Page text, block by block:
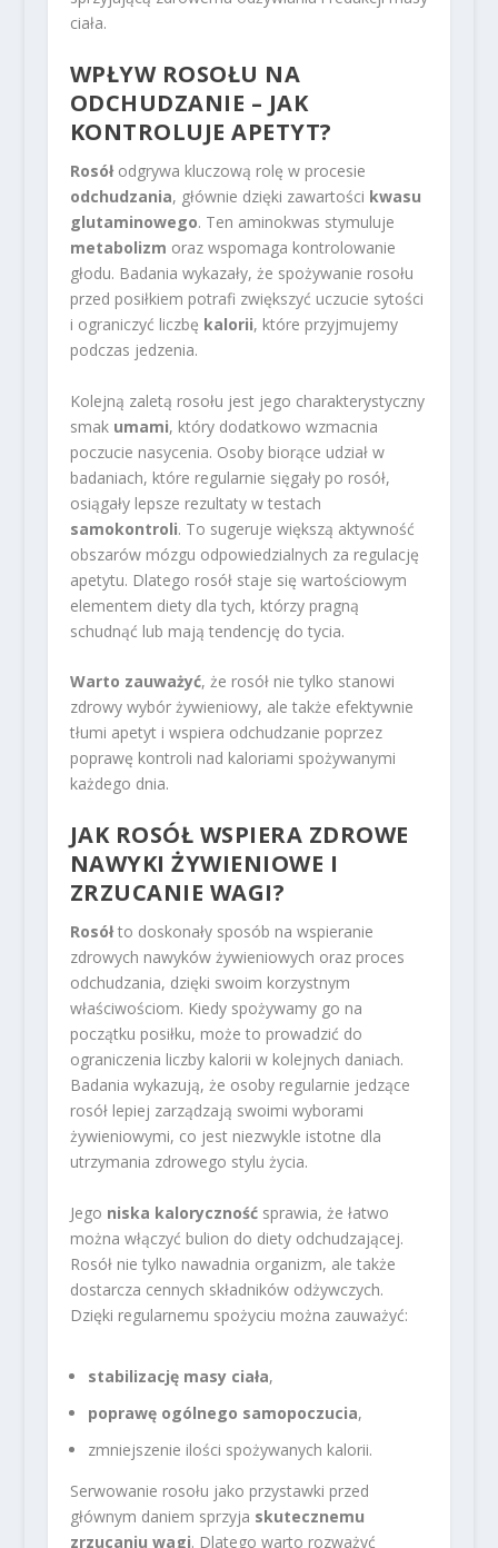
ciała.
WPŁYW ROSOŁU NA
ODCHUDZANIE – JAK
KONTROLUJE APETYT?
Rosółodgrywa kluczową rolę w procesie
odchudzania, głównie dzięki zawartości kwasu
glutaminowego. Ten aminokwas stymuluje
metabolizm oraz wspomaga kontrolowanie
głodu. Badania wykazały, że spożywanie rosołu
przed posiłkiem potrafi zwiększyć uczucie sytości
i ograniczyć liczbę kalorii, które przyjmujemy
podczas jedzenia.
Kolejną zaletą rosołu jest jego charakterystyczny
smak umami, który dodatkowo wzmacnia
poczucie nasycenia. Osoby biorące udział w
badaniach, które regularnie sięgały po rosół,
osiągały lepsze rezultaty w testach
samokontroli. To sugeruje większą aktywność
obszarów mózgu odpowiedzialnych za regulację
apetytu. Dlatego rosół staje się wartościowym
elementem diety dla tych, którzy pragną
schudnąć lub mają tendencję do tycia.
Warto zauważyć, że rosół nie tylko stanowi
zdrowy wybór żywieniowy, ale także efektywnie
tłumi apetyt i wspiera odchudzanie poprzez
poprawę kontroli nad kaloriami spożywanymi
każdego dnia.
JAK ROSÓŁ WSPIERA ZDROWE
NAWYKI ŻYWIENIOWE I
ZRZUCANIE WAGI?
Rosółto doskonały sposób na wspieranie
zdrowych nawyków żywieniowych oraz proces
odchudzania, dzięki swoim korzystnym
właściwościom. Kiedy spożywamy go na
początku posiłku, może to prowadzić do
ograniczenia liczby kalorii w kolejnych daniach.
Badania wykazują, że osoby regularnie jedzące
rosół lepiej zarządzają swoimi wyborami
żywieniowymi, co jest niezwykle istotne dla
utrzymania zdrowego stylu życia.
Jego niska kalorycznośćsprawia, że łatwo
można włączyć bulion do diety odchudzającej.
Rosół nie tylko nawadnia organizm, ale także
dostarcza cennych składników odżywczych.
Dzięki regularnemu spożyciu można zauważyć:
stabilizację masy ciała,
poprawę ogólnego samopoczucia,
zmniejszenie ilości spożywanych kalorii.
Serwowanie rosołu jako przystawki przed
głównym daniem sprzyja skutecznemu
zrzucaniu wagi. Dlatego warto rozważyć